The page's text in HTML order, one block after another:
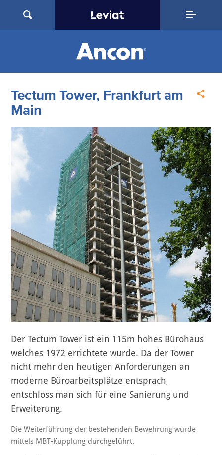
Tectum Tower, Frankfurt am
Main
Der Tectum Tower ist ein 115m hohes Bürohaus
welches 1972 errichtete wurde. Da der Tower
nicht mehr den heutigen Anforderungen an
moderne Büroarbeitsplätze entsprach,
entschloss man sich für eine Sanierung und
Erweiterung.
Die Weiterführung der bestehenden Bewehrung wurde
mittels MBT-Kupplung durchgeführt.